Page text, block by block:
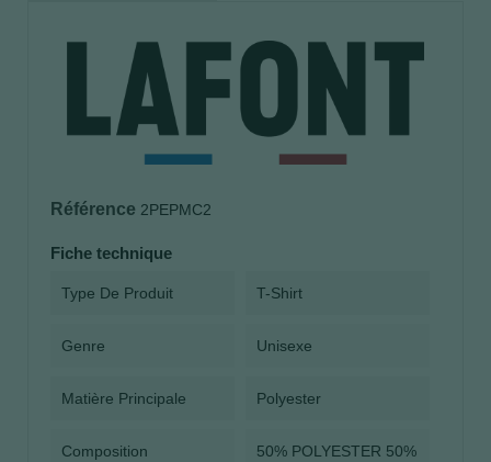
Référence 2PEPMC2
Fiche technique
Type De Produit T-Shirt
Genre Unisexe
Matière Principale Polyester
Composition
50% POLYESTER 50%